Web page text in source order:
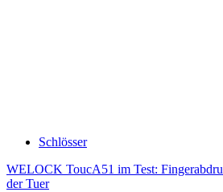
Schlösser
WELOCK ToucA51 im Test:
der Tuer